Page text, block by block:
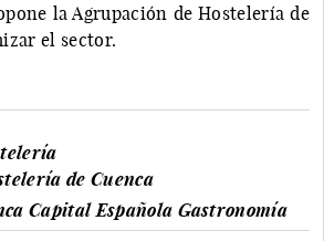
la Agrupación de Hostelería de
el sector.
de Cuenca
Capital Española Gastronomía